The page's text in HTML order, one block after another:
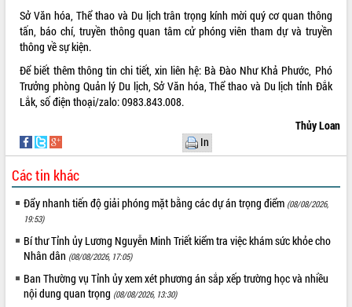
LIÊN KẾT WEB
THỐNG KÊ TRUY CẬP
Hôm nay: 22944
Tất cả:
Sở Văn hóa, Thể thao và Du lịch trân trọng kính mời quý cơ quan thông
tấn, báo chí, truyền thông quan tâm cử phóng viên tham dự và truyền
thông về sự kiện.
Để biết thêm thông tin chi tiết, xin liên hệ: Bà Đào Như Khả Phước, Phó
Trưởng phòng Quản lý Du lịch, Sở Văn hóa, Thể thao và Du lịch tỉnh Đắk
Lắk, số điện thoại/zalo: 0983.843.008.
Thủy Loan
In
Các tin khác
Đẩy nhanh tiến độ giải phóng mặt bằng các dự án trọng điểm (08/08/2026,
19:53)
Bí thư Tỉnh ủy Lương Nguyễn Minh Triết kiểm tra việc khám sức khỏe cho
Nhân dân (08/08/2026, 17:05)
Ban Thường vụ Tỉnh ủy xem xét phương án sắp xếp trường học và nhiều
nội dung quan trọng (08/08/2026, 13:30)